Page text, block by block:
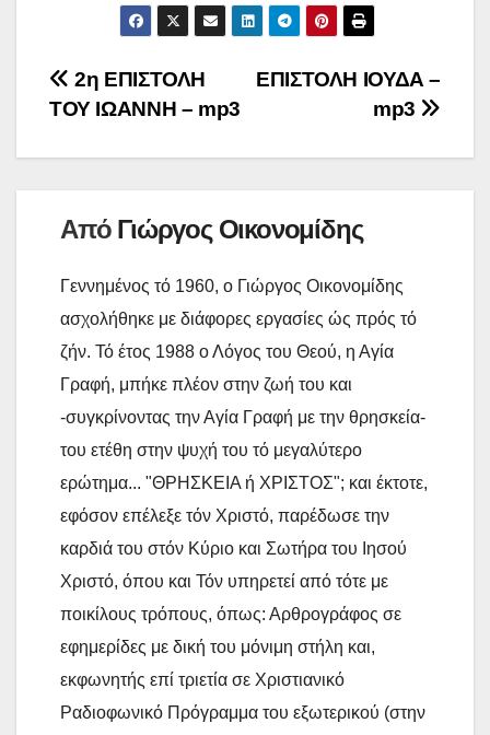
e
o
e
e
l
i
t
p
L
n
ι
σ
τ
ί
ε
Πλοήγηση
ΕΠΙΣΤΟΛΗ ΙΟΥΔΑ –
mp3
2η ΕΠΙΣΤΟΛΗ
ΤΟΥ ΙΩΑΝΝΗ – mp3
Από Γιώργος Οικονομίδης
Γεννημένος τό 1960, ο Γιώργος Οικονομίδης
ασχολήθηκε με διάφορες εργασίες ώς πρός τό
ζήν. Τό έτος 1988 ο Λόγος του Θεού, η Αγία
Γραφή, μπήκε πλέον στην ζωή του και
-συγκρίνοντας την Αγία Γραφή με την θρησκεία-
του ετέθη στην ψυχή του τό μεγαλύτερο
ερώτημα... "ΘΡΗΣΚΕΙΑ ή ΧΡΙΣΤΟΣ"; και έκτοτε,
εφόσον επέλεξε τόν Χριστό, παρέδωσε την
καρδιά του στόν Κύριο και Σωτήρα του Ιησού
Χριστό, όπου και Τόν υπηρετεί από τότε με
ποικίλους τρόπους, όπως: Αρθρογράφος σε
εφημερίδες με δική του μόνιμη στήλη και,
εκφωνητής επί τριετία σε Χριστιανικό
Ραδιοφωνικό Πρόγραμμα του εξωτερικού (στην